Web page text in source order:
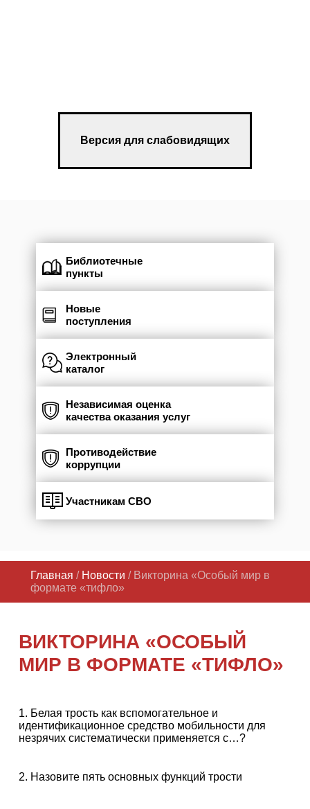
Версия для слабовидящих
Библиотечные
пункты
Новые
поступления
Электронный
каталог
Независимая оценка
качества оказания услуг
Противодействие
коррупции
Участникам СВО
Главная / Новости / Викторина «Особый мир в
формате «тифло»
ВИКТОРИНА «ОСОБЫЙ
МИР В ФОРМАТЕ «ТИФЛО»
1. Белая трость как вспомогательное и
идентификационное средство мобильности для
незрячих систематически применяется с…?
2. Назовите пять основных функций трости